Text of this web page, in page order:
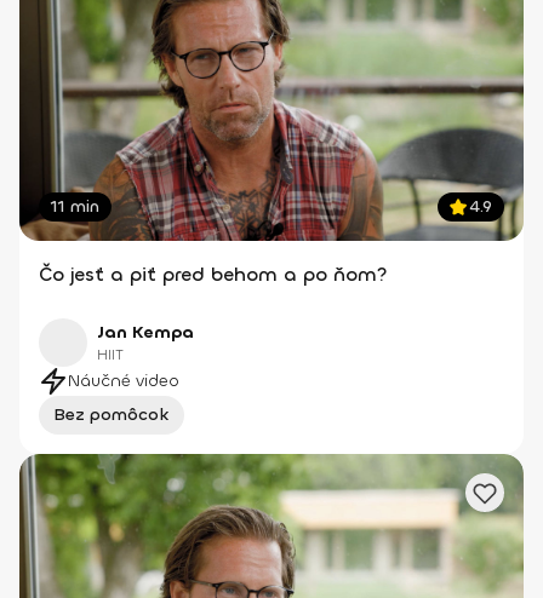
11 min 4.9
Čo jesť a piť pred behom a po ňom?
Jan Kempa
HIIT
Náučné video
Bez pomôcok